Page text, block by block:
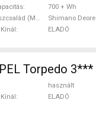
700 + Wh
Alkatrészcsalád (MTB)
Shimano
ELADÓ
Torpedo
használt
ELADÓ